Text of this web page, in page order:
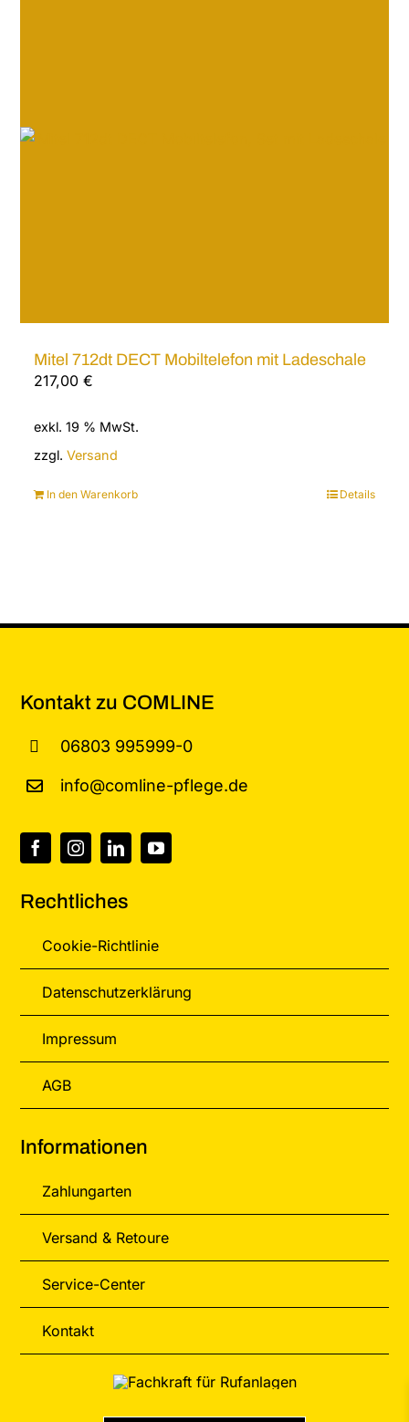
Mitel 712dt DECT Mobiltelefon mit Ladeschale
217,00€
exkl. 19 % MwSt.
zzgl.Versand
In den Warenkorb Details
Kontakt zu COMLINE
06803 995999-0
info@comline-pflege.de
Rechtliches
Cookie-Richtlinie
Datenschutzerklärung
Impressum
AGB
Informationen
Zahlungarten
Versand & Retoure
Service-Center
Kontakt